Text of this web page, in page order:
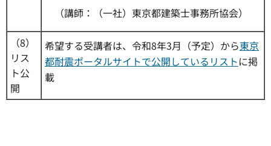
（講師：（一社）東京都建築士事務所協会）
（8）
リス
ト公
開
希望する受講者は、令和8年3月（予定）から東京
都耐震ポータルサイトで公開しているリストに掲
載